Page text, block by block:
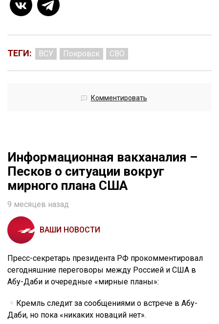
ТЕГИ: ВСУ Покровск СВО
Комментировать
Информационная вакханалия –
Песков о ситуации вокруг
мирного плана США
9 месяцев назад
ВАШИ НОВОСТИ
Пресс-секретарь президента РФ прокомментировал
сегодняшние переговоры между Россией и США в
Абу-Даби и очередные «мирные планы»:
Кремль следит за сообщениями о встрече в Абу-
Даби, но пока «никаких новаций нет».